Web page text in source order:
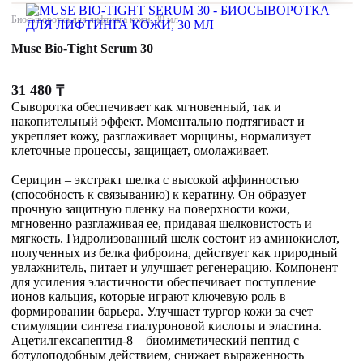
Биосыворотка для лифтинга кожи, 30 мл
Muse Bio-Tight Serum 30
31 480 ₸
Сыворотка обеспечивает как мгновенный, так и
накопительный эффект. Моментально подтягивает и
укрепляет кожу, разглаживает морщины, нормализует
клеточные процессы, защищает, омолаживает.
Серицин – экстракт шелка с высокой аффинностью
(способность к связыванию) к кератину. Он образует
прочную защитную пленку на поверхности кожи,
мгновенно разглаживая ее, придавая шелковистость и
мягкость. Гидролизованный шелк состоит из аминокислот,
полученных из белка фиброина, действует как природный
увлажнитель, питает и улучшает регенерацию. Компонент
для усиления эластичности обеспечивает поступление
ионов кальция, которые играют ключевую роль в
формировании барьера. Улучшает тургор кожи за счет
стимуляции синтеза гиалуроновой кислоты и эластина.
Ацетилгексапептид-8 – биомиметический пептид с
ботулоподобным действием, снижает выраженность